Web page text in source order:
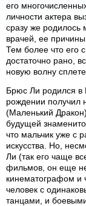
его
личности актера
сразу же родилось
врачей, ее
Тем более что его
достаточно рано,
новую волну
Брюс Ли родился в
рождении получил
(Маленький
будущей
что мальчик уже с
искусства. Но,
Ли (так его чаще
фильмов, он еще
кинематографом и
человек с
танцами, и боевыми